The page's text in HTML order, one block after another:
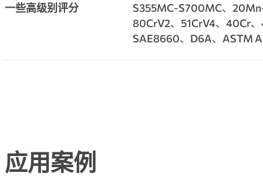
一些高级别评分
S355MC-S700MC、
80CrV2、51CrV4、40Cr
SAE8660、D6A、ASTM
应用案例